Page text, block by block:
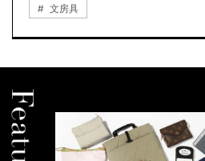
文房具